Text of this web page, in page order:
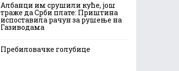
Албанци им срушили куће, још
траже да Срби плате: Приштина
испоставила рачун за рушење на
Газиводама
Пребиловачке голубице